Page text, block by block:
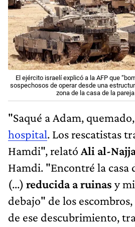
El ejército israelí explicó a la AFP que
sospechosos de operar desde una
zona de la casa de la
"Saqué a Adam,
hospital. Los rescatistas
Hamdi", relató Ali al-
Hamdi. "Encontré la casa
(...) reducida a ruinas y
debajo" de los
de ese descubrimiento,